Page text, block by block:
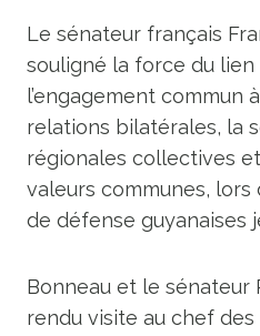
Le sénateur français
souligné la force du
l’engagement commun
relations bilatérales, la
régionales collectives
valeurs communes, lors
de défense guyanaises
Bonneau et le
rendu visite au chef